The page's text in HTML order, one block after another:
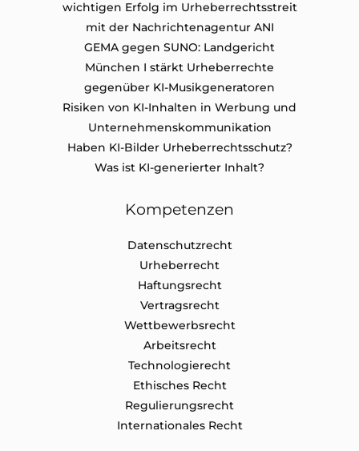
wichtigen Erfolg im Urheberrechtsstreit
mit der Nachrichtenagentur ANI
GEMA gegen SUNO: Landgericht
München I stärkt Urheberrechte
gegenüber KI-Musikgeneratoren
Risiken von KI-Inhalten in Werbung und
Unternehmenskommunikation
Haben KI-Bilder Urheberrechtsschutz?
Was ist KI-generierter Inhalt?
Kompetenzen
Datenschutz​recht
Urheberrecht
Haftungsrecht
Vertragsrecht
Wettbewerbsrecht
Arbeitsrecht
Technologierecht
Ethisches Recht
Regulierungsrecht
Internationales Recht